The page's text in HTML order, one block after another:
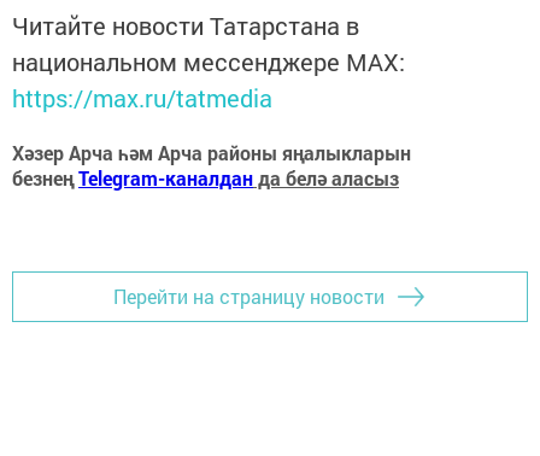
Читайте новости Татарстана в
национальном мессенджере MАХ:
https://max.ru/tatmedia
Хәзер Арча һәм Арча районы яңалыкларын
безнеңTelegram-каналданда белә аласыз
Перейти на страницу новости